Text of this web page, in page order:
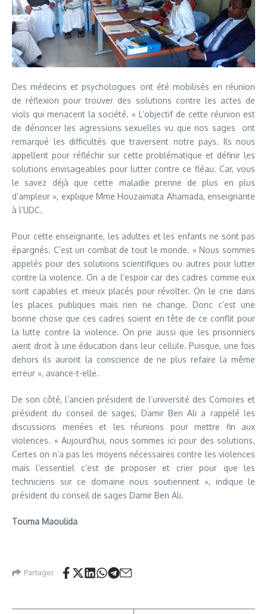
Des médecins et psychologues ont été mobilisés en réunion
de réflexion pour trouver des solutions contre les actes de
viols qui menacent la société. « L’objectif de cette réunion est
de dénoncer les agressions sexuelles vu que nos sages ont
remarqué les difficultés que traversent notre pays. Ils nous
appellent pour réfléchir sur cette problématique et définir les
solutions envisageables pour lutter contre ce fléau. Car, vous
le savez déjà que cette maladie prenne de plus en plus
d’ampleur », explique Mme Houzaimata Ahamada, enseignante
à l’UDC.
Pour cette enseignante, les adultes et les enfants ne sont pas
épargnés. C’est un combat de tout le monde. « Nous sommes
appelés pour des solutions scientifiques ou autres pour lutter
contre la violence. On a de l’espoir car des cadres comme eux
sont capables et mieux placés pour révolter. On le crie dans
les places publiques mais rien ne change. Donc c’est une
bonne chose que ces cadres soient en tête de ce conflit pour
la lutte contre la violence. On prie aussi que les prisonniers
aient droit à une éducation dans leur cellule. Puisque, une fois
dehors ils auront la conscience de ne plus refaire la même
erreur », avance-t-elle.
De son côté, l’ancien président de l’université des Comores et
président du conseil de sages, Damir Ben Ali a rappelé les
discussions menées et les réunions pour mettre fin aux
violences. « Aujourd’hui, nous sommes ici pour des solutions.
Certes on n’a pas les moyens nécessaires contre les violences
mais l’essentiel c’est de proposer et crier pour que les
techniciens sur ce domaine nous soutiennent », indique le
président du conseil de sages Damir Ben Ali.
Touma Maoulida
Partager